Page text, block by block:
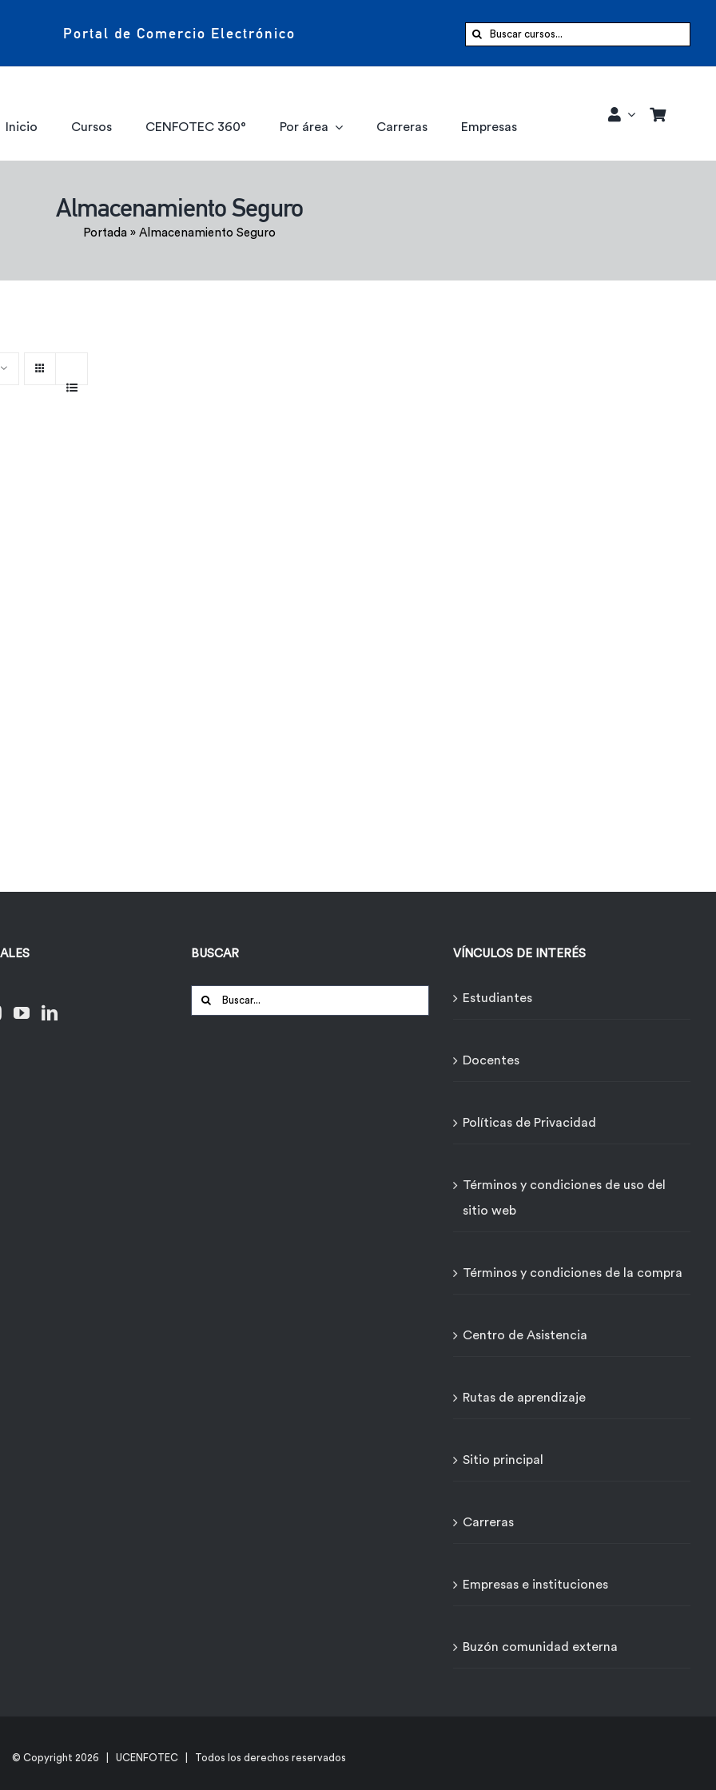
Portal de Comercio Electrónico Buscar:
Inicio Cursos CENFOTEC 360° Por área Carreras Empresas
Almacenamiento Seguro
Portada» Almacenamiento Seguro
BUSCAR
Buscar:
VÍNCULOS DE INTERÉS
Estudiantes
Docentes
Políticas de Privacidad
Términos y condiciones de uso del
sitio web
Términos y condiciones de la compra
Centro de Asistencia
Rutas de aprendizaje
Sitio principal
Carreras
Empresas e instituciones
Buzón comunidad externa
© Copyright 2026 | UCENFOTEC | Todos los derechos reservados